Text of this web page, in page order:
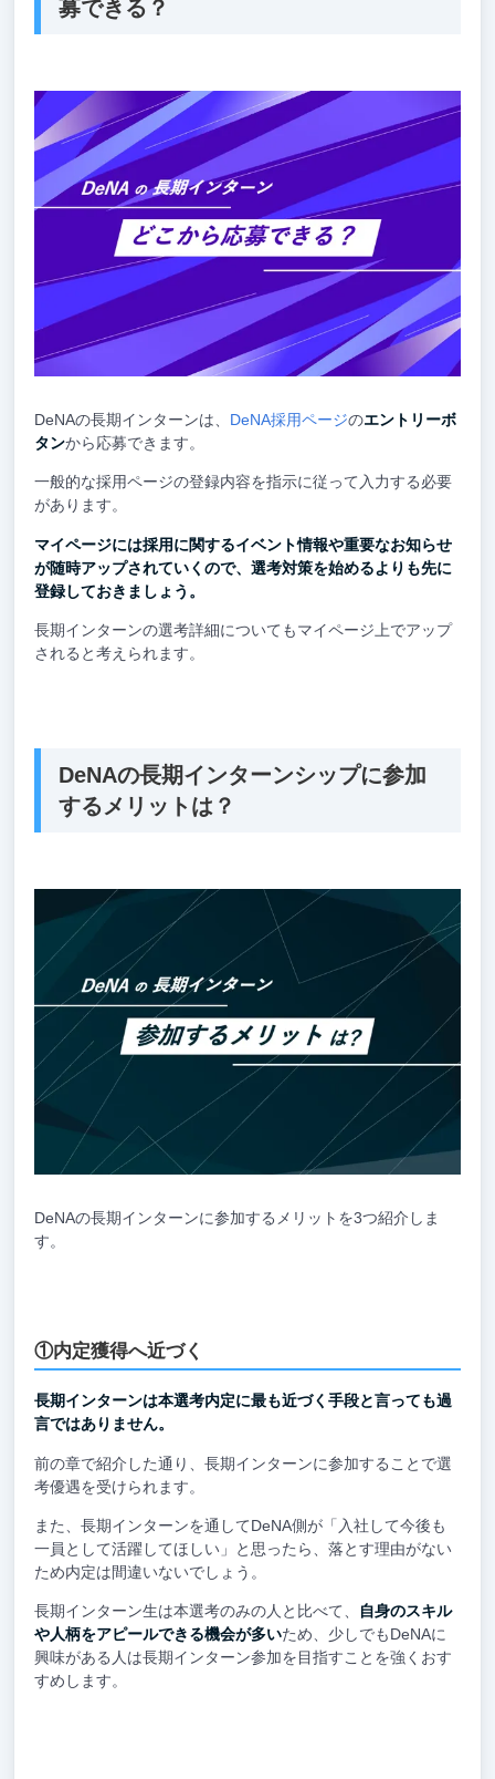
募できる？
DeNAの長期インターンは、 DeNA採用ページのエントリーボ
タンから応募できます。
一般的な採用ページの登録内容を指示に従って入力する必要
があります。
マイページには採用に関するイベント情報や重要なお知らせ
が随時アップされていくので、選考対策を始めるよりも先に
登録しておきましょう。
長期インターンの選考詳細についてもマイページ上でアップ
されると考えられます。
DeNAの長期インターンシップに参加
するメリットは？
DeNAの長期インターンに参加するメリットを3つ紹介しま
す。
①内定獲得へ近づく
長期インターンは本選考内定に最も近づく手段と言っても過
言ではありません。
前の章で紹介した通り、長期インターンに参加することで選
考優遇を受けられます。
また、長期インターンを通してDeNA側が「入社して今後も
一員として活躍してほしい」と思ったら、落とす理由がない
ため内定は間違いないでしょう。
長期インターン生は本選考のみの人と比べて、
自身のスキル
や人柄をアピールできる機会が多いため、少しでもDeNAに
興味がある人は長期インターン参加を目指すことを強くおす
すめします。